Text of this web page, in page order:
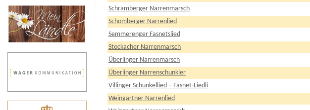
Schramberger Narrenmarsch
Schömberger Narrenlied
Semmerenger Fasnetslied
Stockacher Narrenmarsch
Überlinger Narrenmarsch
Überlinger Narrenschunkler
Villinger Schunkellied – Fasnet-Liedli
Weingartner Narrenlied